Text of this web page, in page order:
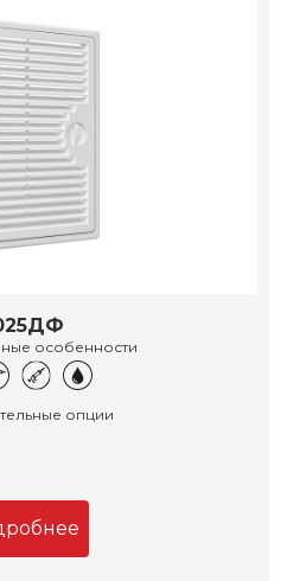
особенности
опции